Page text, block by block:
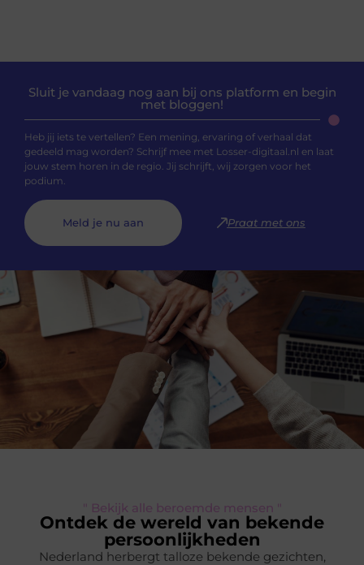
Sluit je vandaag nog aan bij ons platform en begin
met bloggen!
Heb jij iets te vertellen? Een mening, ervaring of verhaal dat
gedeeld mag worden? Schrijf mee met Losser-digitaal.nl en laat
jouw stem horen in de regio. Jij schrijft, wij zorgen voor het
podium.
Meld je nu aan Praat met ons
" Bekijk alle beroemde mensen "
Ontdek de wereld van bekende
persoonlijkheden
Nederland herbergt talloze bekende gezichten,